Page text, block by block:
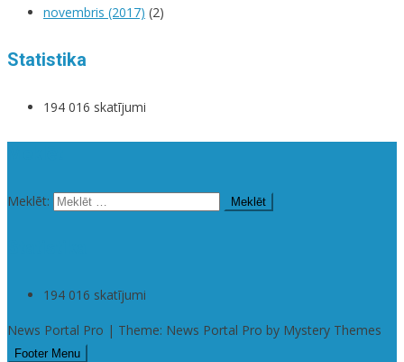
novembris (2017) (2)
Statistika
194 016 skatījumi
Meklēt:
194 016 skatījumi
News Portal Pro | Theme: News Portal Pro by Mystery Themes
Footer Menu